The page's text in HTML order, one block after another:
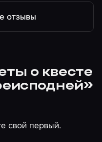
отзывы
о квесте
свой первый.